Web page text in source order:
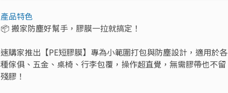
產品特色
📦 搬家防塵好幫手，膠膜一拉就搞定！
速購家推出【PE短膠膜】專為小範圍打包與防塵設計，適用於各
種傢俱、五金、桌椅、行李包覆，操作超直覺，無需膠帶也不留
殘膠！